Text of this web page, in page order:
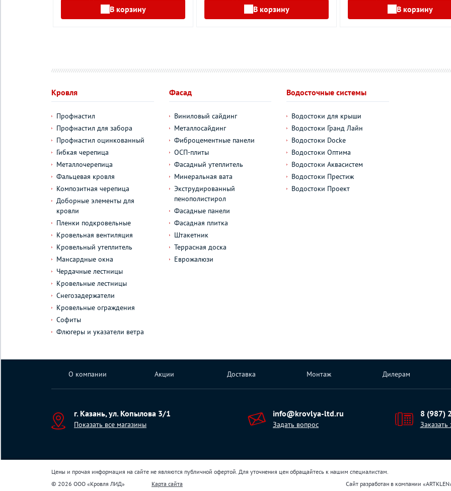
В корзину В корзину В корзину
Кровля
Профнастил
Профнастил для забора
Профнастил оцинкованный
Гибкая черепица
Металлочерепица
Фальцевая кровля
Композитная черепица
Доборные элементы для
кровли
Пленки подкровельные
Кровельная вентиляция
Кровельный утеплитель
Мансардные окна
Чердачные лестницы
Кровельные лестницы
Снегозадержатели
Кровельные ограждения
Софиты
Флюгеры и указатели ветра
Фасад
Виниловый сайдинг
Металлосайдинг
Фиброцементные панели
ОСП-плиты
Фасадный утеплитель
Минеральная вата
Экструдированный
пенополистирол
Фасадные панели
Фасадная плитка
Штакетник
Террасная доска
Еврожалюзи
Водосточные системы
Водостоки для крыши
Водостоки Гранд Лайн
Водостоки Docke
Водостоки Оптима
Водостоки Аквасистем
Водостоки Престиж
Водостоки Проект
О компании Акции Доставка Монтаж Дилерам
г. Казань, ул. Копылова 3/1
Показать все магазины
info@krovlya-ltd.ru
Задать вопрос
8 (987)
Заказать
Цены и прочая информация на сайте не являются публичной офертой. Для уточнения цен обращайтесь к нашим специалистам.
© 2026 ООО «Кровля ЛИД»
Карта сайта Сайт разработан в компании «ARTKLEN